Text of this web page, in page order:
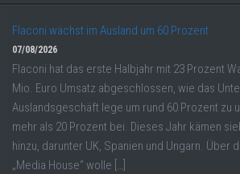
Flaconi wächst im Ausland um 60 Prozent
07/08/2026
Flaconi hat das erste Halbjahr mit 23 Prozent
Mio. Euro Umsatz abgeschlossen, wie das
Auslandsgeschäft lege um rund 60 Prozent zu
mehr als 20 Prozent bei. Dieses Jahr kämen
hinzu, darunter UK, Spanien und Ungarn. Über
„Media House“ wolle […]